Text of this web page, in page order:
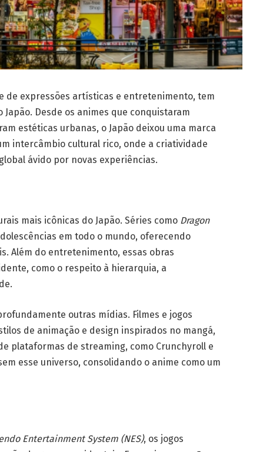
de expressões artísticas e entretenimento, tem
Desde os animes que conquistaram
estéticas urbanas, o Japão deixou uma marca
intercâmbio cultural rico, onde a criatividade
ávido por novas experiências.
mais icônicas do Japão. Séries como Dragon
em todo o mundo, oferecendo
Além do entretenimento, essas obras
como o respeito à hierarquia, a
outras mídias. Filmes e jogos
de animação e design inspirados no mangá,
plataformas de streaming, como Crunchyroll e
esse universo, consolidando o anime como um
Entertainment System (NES), os jogos